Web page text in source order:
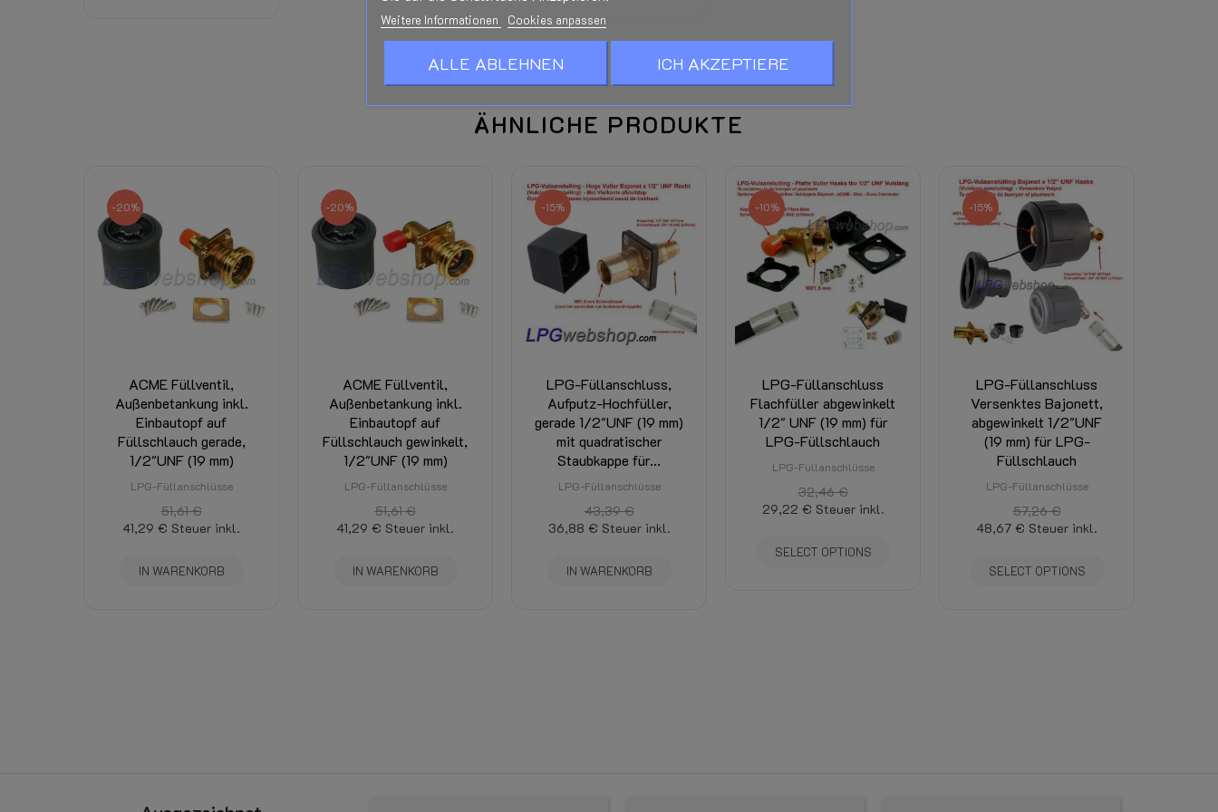
ÄHNLICHE PRODUKTE
-20%
ACME Füllventil,
Außenbetankung inkl.
Einbautopf auf
Füllschlauch gerade,
1/2"UNF (19 mm)
LPG-Füllanschlüsse
51,61 €
41,29 € Steuer inkl.
IN WARENKORB
-20%
ACME Füllventil,
Außenbetankung inkl.
Einbautopf auf
Füllschlauch gewinkelt,
1/2"UNF (19 mm)
LPG-Füllanschlüsse
51,61 €
41,29 € Steuer inkl.
IN WARENKORB
-15%
LPG-Füllanschluss,
Aufputz-Hochfüller,
gerade 1/2"UNF (19 mm)
mit quadratischer
Staubkappe für...
LPG-Füllanschlüsse
43,39 €
36,88 € Steuer inkl.
IN WARENKORB
-10%
LPG-Füllanschluss
Flachfüller abgewinkelt
1/2" UNF (19 mm) für
LPG-Füllschlauch
LPG-Füllanschlüsse
32,46 €
29,22 € Steuer inkl.
SELECT OPTIONS
-15%
LPG-Füllanschluss
Versenktes Bajonett,
abgewinkelt 1/2"UNF
(19 mm) für LPG-
Füllschlauch
LPG-Füllanschlüsse
57,26 €
48,67 € Steuer inkl.
SELECT OPTIONS
Weitere Informationen Cookies anpassen
ALLE ABLEHNEN ICH AKZEPTIERE